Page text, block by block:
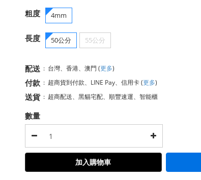
粗度 4mm
長度 50公分 55公分
配送 : 台灣、香港、澳門 (更多)
付款 : 超商貨到付款、LINE Pay、信用卡(更多)
送貨 : 超商配送、黑貓宅配、順豐速運、智能櫃
數量
加入購物車